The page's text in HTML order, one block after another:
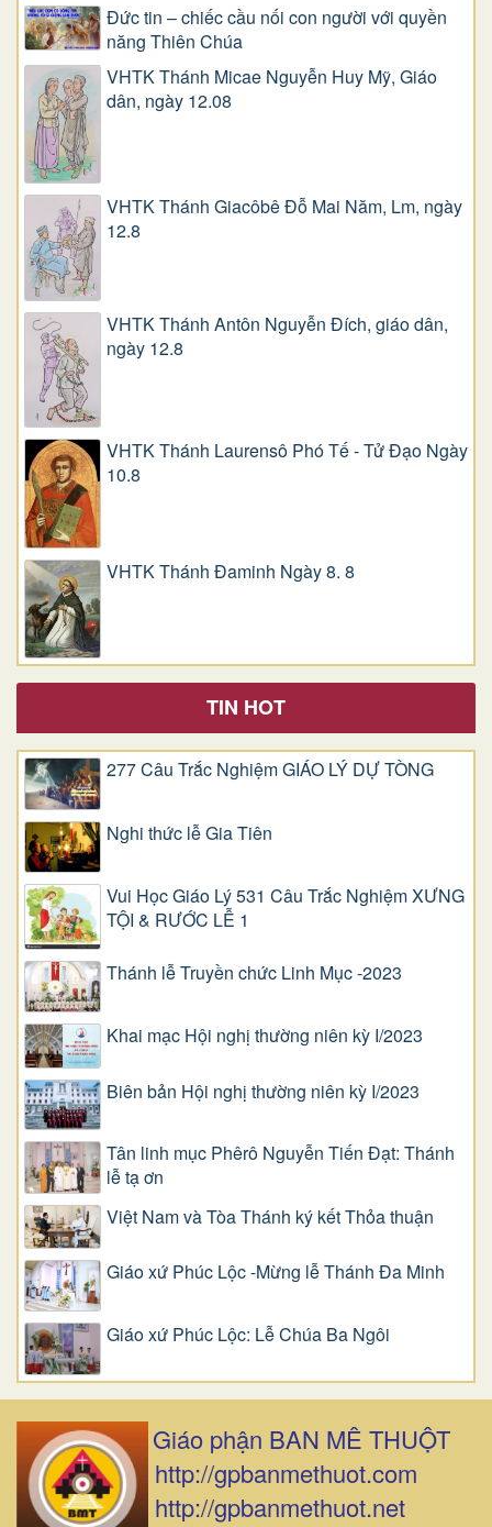
Đức tin – chiếc cầu nối con người với quyền
năng Thiên Chúa
VHTK Thánh Micae Nguyễn Huy Mỹ, Giáo
dân, ngày 12.08
VHTK Thánh Giacôbê Ðỗ Mai Năm, Lm, ngày
12.8
VHTK Thánh Antôn Nguyễn Ðích, giáo dân,
ngày 12.8
VHTK Thánh Laurensô Phó Tế - Tử Đạo Ngày
10.8
VHTK Thánh Đaminh Ngày 8. 8
TIN HOT
277 Câu Trắc Nghiệm GIÁO LÝ DỰ TÒNG
Nghi thức lễ Gia Tiên
Vui Học Giáo Lý 531 Câu Trắc Nghiệm XƯNG
TỘI & RƯỚC LỄ 1
Thánh lễ Truyền chức Linh Mục -2023
Khai mạc Hội nghị thường niên kỳ I/2023
Biên bản Hội nghị thường niên kỳ I/2023
Tân linh mục Phêrô Nguyễn Tiến Đạt: Thánh
lễ tạ ơn
Việt Nam và Tòa Thánh ký kết Thỏa thuận
Giáo xứ Phúc Lộc -Mừng lễ Thánh Đa Minh
Giáo xứ Phúc Lộc: Lễ Chúa Ba Ngôi
Giáo phận BAN MÊ THUỘT
http://gpbanmethuot.com
http://gpbanmethuot.net